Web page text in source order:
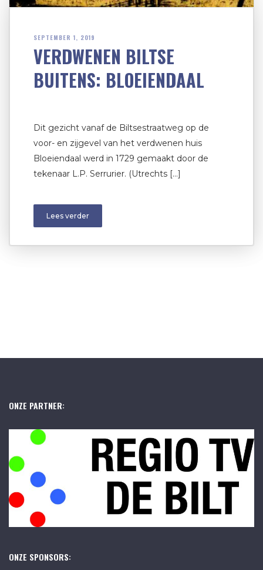
SEPTEMBER 1, 2019
VERDWENEN BILTSE
BUITENS: BLOEIENDAAL
Dit gezicht vanaf de Biltsestraatweg op de
voor- en zijgevel van het verdwenen huis
Bloeiendaal werd in 1729 gemaakt door de
tekenaar L.P. Serrurier. (Utrechts […]
Lees verder
ONZE PARTNER:
ONZE SPONSORS: